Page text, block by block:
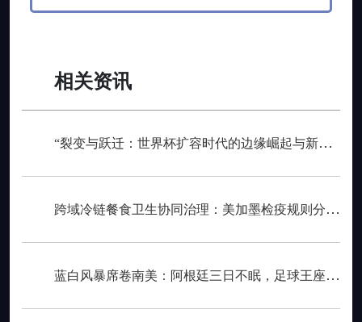
相关资讯
“裂变与跃迁：世界杯扩容时代的边缘崛起与新秩序重塑”
跨域冷链餐食卫生协同治理：美加墨检疫规则分歧与制度融合策略
蓝白风暴席卷南美：阿根廷三日不眠，足球王座再耀大陆